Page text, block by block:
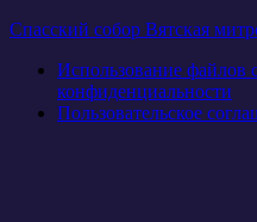
Спасский собор Вятская
Использование файлов
конфиденциальности
Пользовательское